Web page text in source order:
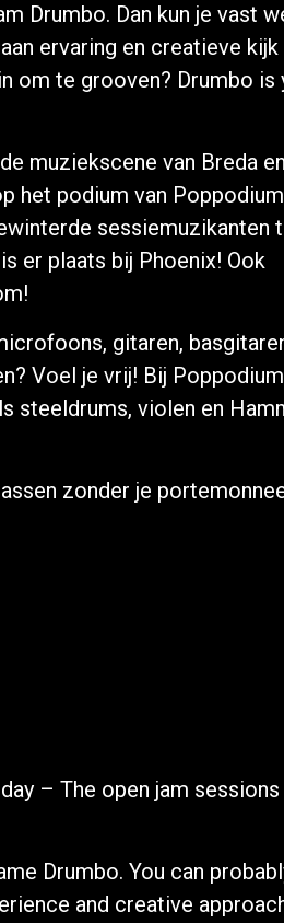
Drumbo. Dan kun je vast
ervaring en creatieve kijk
om te grooven? Drumbo is
muziekscene van Breda en
het podium van Poppodium
sessiemuzikanten
er plaats bij Phoenix! Ook
gitaren,
Voel je vrij! Bij Poppodium
steeldrums, violen en
zonder je
– The open jam sessions
Drumbo. You can
and creative